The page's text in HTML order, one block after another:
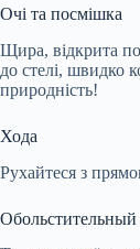
Очі та посмішка
Щира, відкрита
до стелі, швидко
природність!
Хода
Рухайтеся з